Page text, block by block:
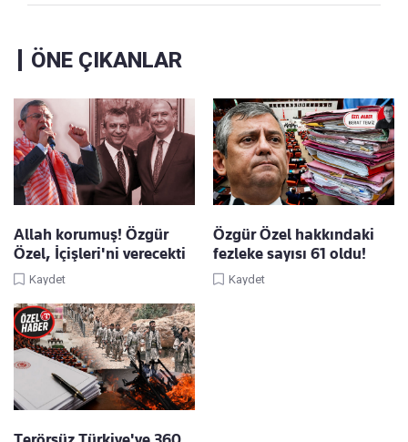
ÖNE ÇIKANLAR
Allah korumuş! Özgür
Özel, İçişleri'ni verecekti
Kaydet
Özgür Özel hakkındaki
fezleke sayısı 61 oldu!
Kaydet